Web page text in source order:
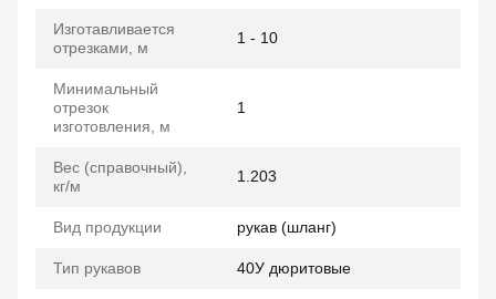
Изготавливается
отрезками, м
1 - 10
Минимальный
отрезок
изготовления, м
1
Вес (справочный),
кг/м
1.203
Вид продукции рукав (шланг)
Тип рукавов 40У дюритовые